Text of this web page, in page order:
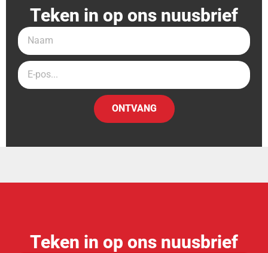
Teken in op ons nuusbrief
ONTVANG
Teken in op ons nuusbrief